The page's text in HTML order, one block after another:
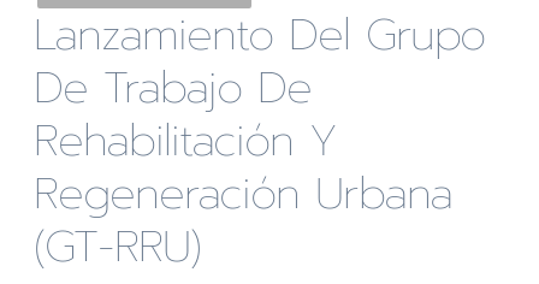
Lanzamiento Del Grupo
De Trabajo De
Rehabilitación Y
Regeneración Urbana
(GT-RRU)